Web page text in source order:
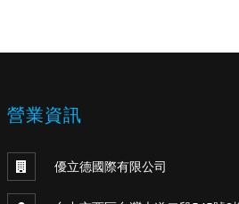
營業資訊
優立德國際有限公司